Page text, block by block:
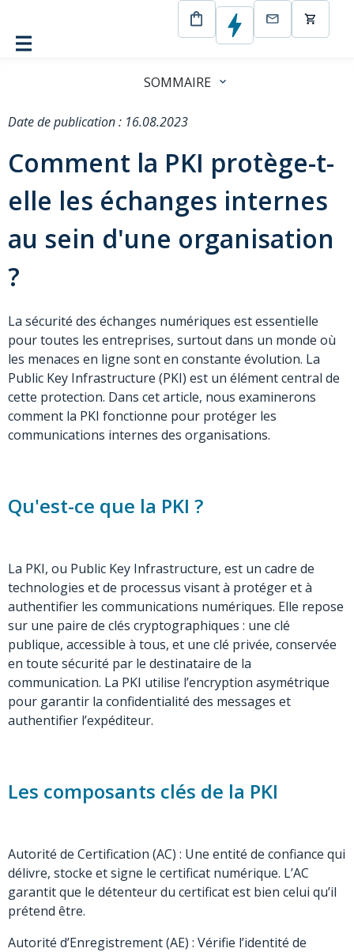
Comment la PKI protège-t-elle les
échanges internes au sein d’une organisation ?
SOMMAIRE
Date de publication : 16.08.2023
Comment la PKI protège-t-
elle les échanges internes
au sein d'une organisation
?
La sécurité des échanges numériques est essentielle
pour toutes les entreprises, surtout dans un monde où
les menaces en ligne sont en constante évolution. La
Public Key Infrastructure (PKI) est un élément central de
cette protection. Dans cet article, nous examinerons
comment la PKI fonctionne pour protéger les
communications internes des organisations.
Qu'est-ce que la PKI ?
La PKI, ou Public Key Infrastructure, est un cadre de
technologies et de processus visant à protéger et à
authentifier les communications numériques. Elle repose
sur une paire de clés cryptographiques : une clé
publique, accessible à tous, et une clé privée, conservée
en toute sécurité par le destinataire de la
communication. La PKI utilise l’encryption asymétrique
pour garantir la confidentialité des messages et
authentifier l’expéditeur.
Les composants clés de la PKI
Autorité de Certification (AC) : Une entité de confiance qui
délivre, stocke et signe le certificat numérique. L’AC
garantit que le détenteur du certificat est bien celui qu’il
prétend être.
Autorité d’Enregistrement (AE) : Vérifie l’identité de